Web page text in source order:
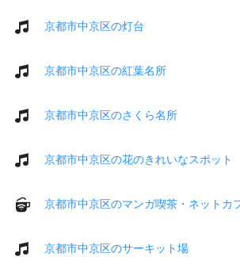
京都市中京区の灯台
京都市中京区の紅葉名所
京都市中京区のさくら名所
京都市中京区の花のきれいなスポット
京都市中京区のマンガ喫茶・ネットカ
京都市中京区のサーキット場